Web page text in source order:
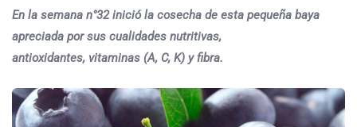
En la semana n°32 inició la cosecha de esta pequeña baya
apreciada por sus cualidades nutritivas,
antioxidantes, vitaminas (A, C, K) y fibra.